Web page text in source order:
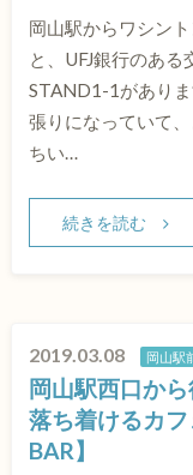
岡山駅からワシン
と、UFJ銀行のあ
STAND1-1があり
張りになっていて
ちい…
続きを読む
2019.03.08 岡山駅
岡山駅西口か
落ち着けるカ
BAR】